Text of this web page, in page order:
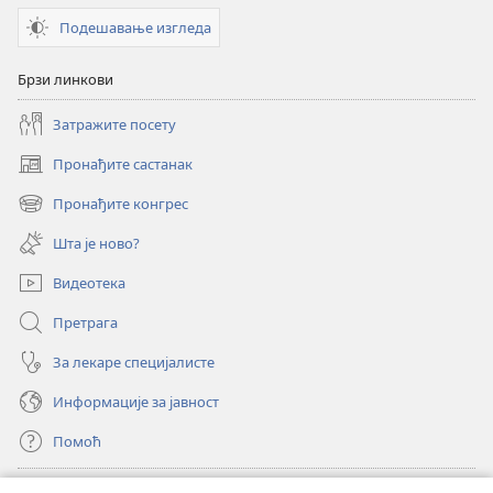
Подешавање изгледа
Брзи линкови
Затражите посету
Пронађите састанак
(отвара
нови
прозор)
Пронађите конгрес
(отвара
нови
прозор)
Шта је ново?
Видеотека
Претрага
За лекаре специјалисте
Информације за јавност
Помоћ